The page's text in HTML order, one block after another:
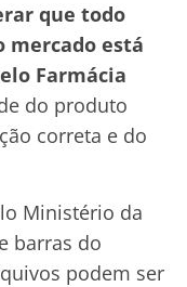
que todo
mercado está
Farmácia
do produto
correta e do
Ministério da
barras do
podem ser